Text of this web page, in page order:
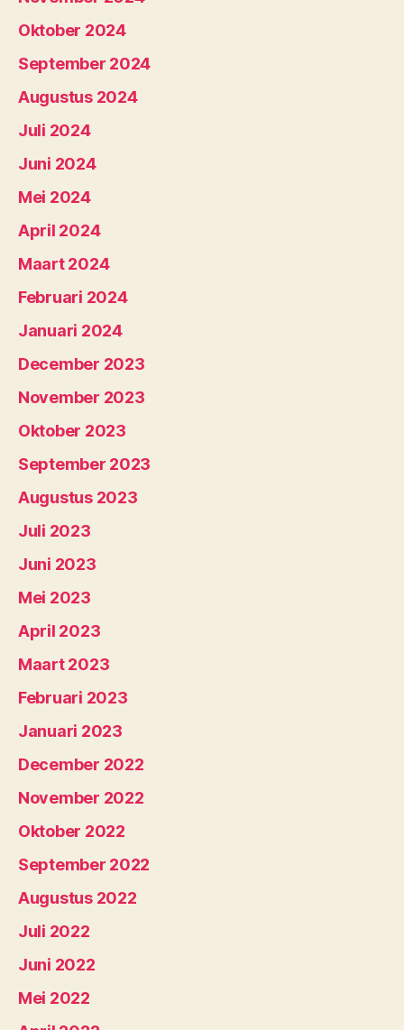
Oktober 2024
September 2024
Augustus 2024
Juli 2024
Juni 2024
Mei 2024
April 2024
Maart 2024
Februari 2024
Januari 2024
December 2023
November 2023
Oktober 2023
September 2023
Augustus 2023
Juli 2023
Juni 2023
Mei 2023
April 2023
Maart 2023
Februari 2023
Januari 2023
December 2022
November 2022
Oktober 2022
September 2022
Augustus 2022
Juli 2022
Juni 2022
Mei 2022